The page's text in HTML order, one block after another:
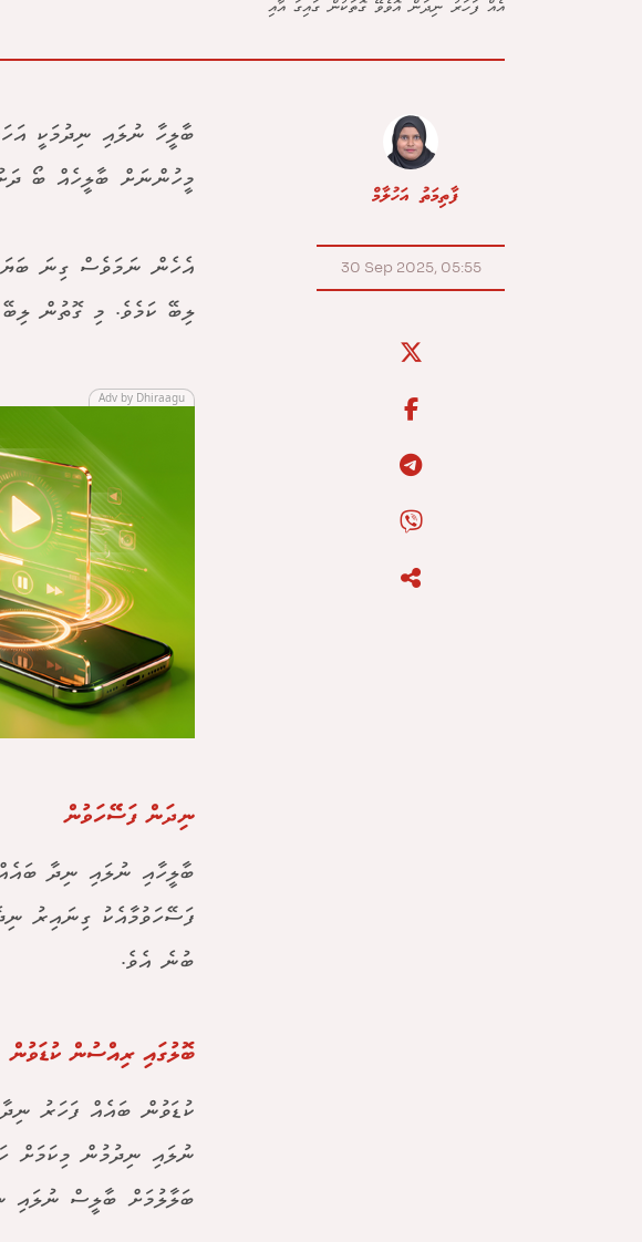
އެއް ފަހަރު ނިދަން އޮވެވޭ ގޮތަކުން ގައިގަ އާއި
ފާތިމަތު އަހުލާމް
30 Sep 2025, 05:55
ބާލީހާ ނުލައި ނިދުމަކީ
މީހުންނަށް ބާލީހެއް ބޯ
އެހެން ނަމަވެސް ގިނަ
ލިބޭ ކަމެވެ. މި ގޮތުން
Adv by Dhiraagu
ނިދަން ފަސޭހަވުން
ބާލީހާއި ނުލައި ނިދާ
ފަސޭހަވުމާއެކު ގިނައިރު
ބުނެ އެވެ.
ބޮލުގައި ރިއްސުން ކުޑަވުން
ކުޑަވުން ބައެއް ފަހަރު
ނުލައި ނިދުމުން މިކަމަށް
ބަލާލުމަށް ބާލީސް ނުލައި